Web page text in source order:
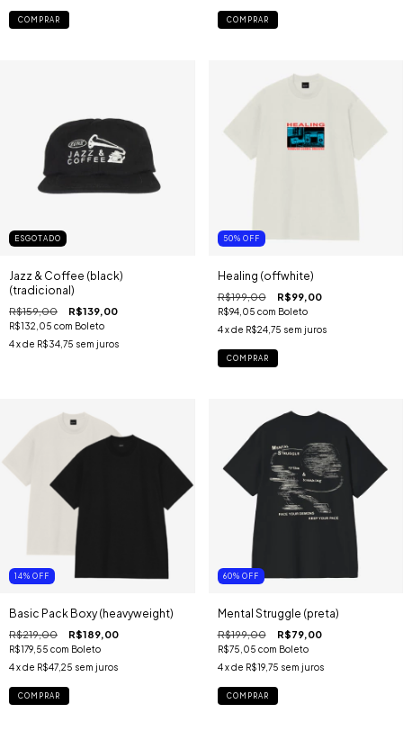
COMPRAR COMPRAR
ESGOTADO
Jazz & Coffee (black)
(tradicional)
R$159,00 R$139,00
R$132,05 com Boleto
4x de R$34,75 sem juros
50% OFF
Healing (offwhite)
R$199,00 R$99,00
R$94,05 com Boleto
4 x de R$24,75 sem juros
COMPRAR
14% OFF
Basic Pack Boxy (heavyweight)
R$219,00 R$189,00
R$179,55 com Boleto
4x de R$47,25 sem juros
COMPRAR
60% OFF
Mental Struggle (preta)
R$199,00 R$79,00
R$75,05 com Boleto
4 x de R$19,75 sem juros
COMPRAR